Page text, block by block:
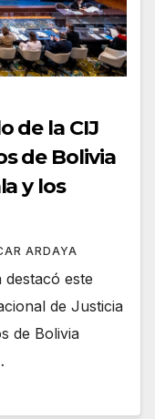
de la CIJ
de Bolivia
y los
ARDAYA
este
de Justicia
de Bolivia